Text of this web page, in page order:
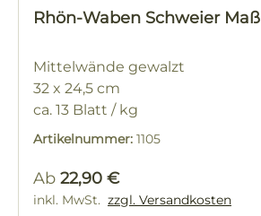
Rhön-Waben Schweier Maß
Mittelwände gewalzt
32 x 24,5 cm
ca. 13 Blatt / kg
Artikelnummer: 1105
Regulärer Preis:
Ab 22,90 €
inkl. MwSt. zzgl. Versandkosten